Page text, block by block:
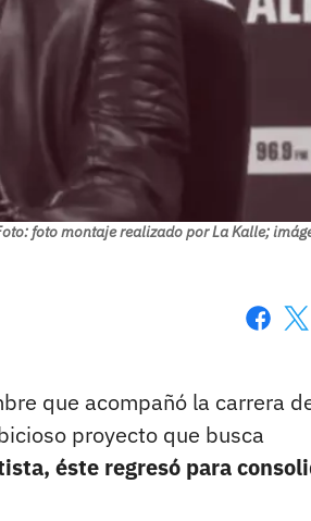
foto montaje realizado por La Kalle;
que acompañó la carrera
proyecto que busca
éste regresó para